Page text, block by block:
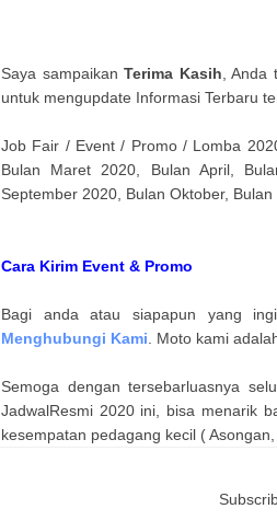
Saya sampaikanTerima Kasih, Anda
untuk mengupdate Informasi Terbaru
Job Fair / Event / Promo / Lomba
Bulan Maret 2020, Bulan April,
September 2020, Bulan Oktober,
Cara Kirim Event & Promo
Bagi anda atau siapapun yang
Menghubungi Kami. Moto kami
Semoga dengan tersebarluasnya
JadwalResmi 2020 ini, bisa menarik
kesempatan pedagang kecil (